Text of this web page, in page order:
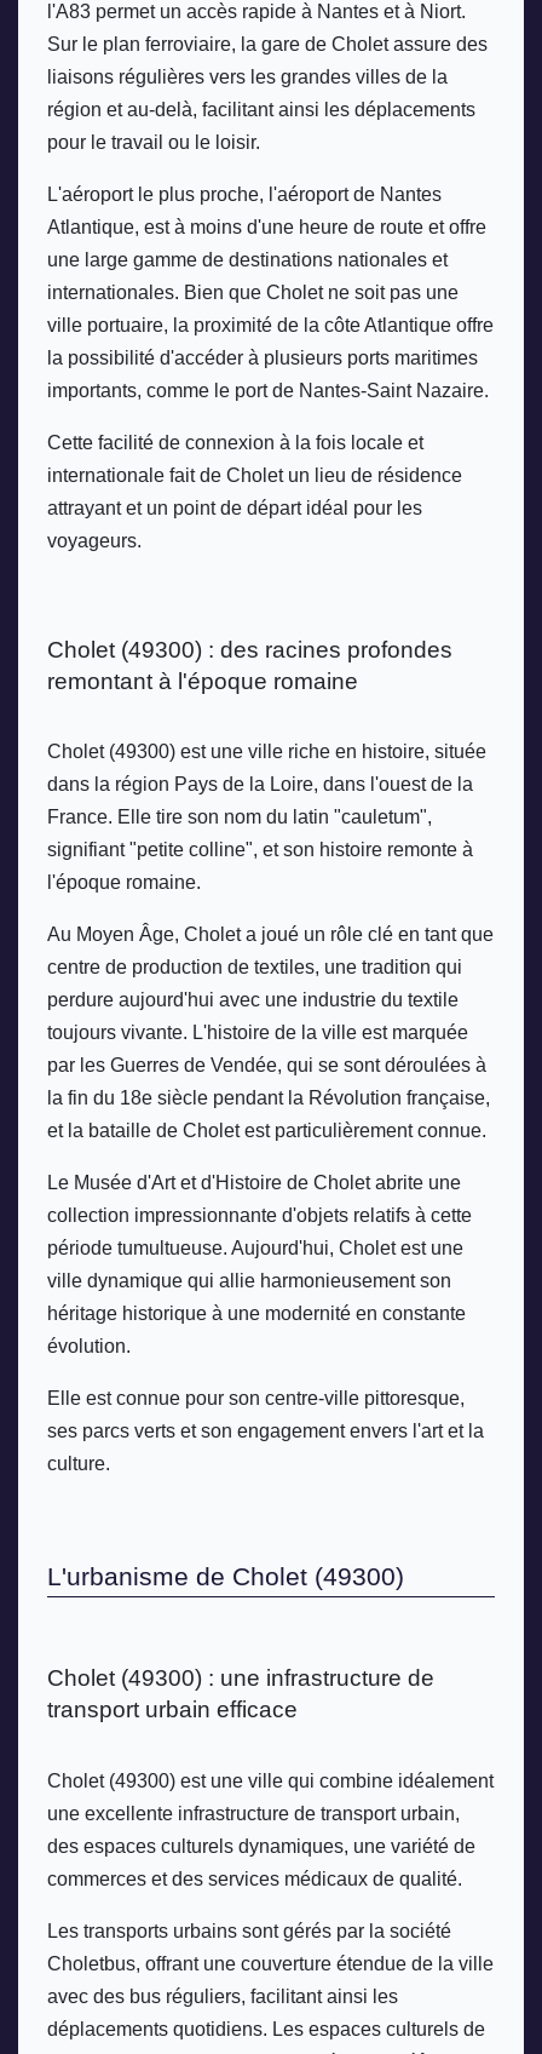
l'A83 permet un accès rapide à Nantes et à Niort.
Sur le plan ferroviaire, la gare de Cholet assure des
liaisons régulières vers les grandes villes de la
région et au-delà, facilitant ainsi les déplacements
pour le travail ou le loisir.
L'aéroport le plus proche, l'aéroport de Nantes
Atlantique, est à moins d'une heure de route et offre
une large gamme de destinations nationales et
internationales. Bien que Cholet ne soit pas une
ville portuaire, la proximité de la côte Atlantique offre
la possibilité d'accéder à plusieurs ports maritimes
importants, comme le port de Nantes-Saint Nazaire.
Cette facilité de connexion à la fois locale et
internationale fait de Cholet un lieu de résidence
attrayant et un point de départ idéal pour les
voyageurs.
Cholet (49300) : des racines profondes
remontant à l'époque romaine
Cholet (49300) est une ville riche en histoire, située
dans la région Pays de la Loire, dans l'ouest de la
France. Elle tire son nom du latin "cauletum",
signifiant "petite colline", et son histoire remonte à
l'époque romaine.
Au Moyen Âge, Cholet a joué un rôle clé en tant que
centre de production de textiles, une tradition qui
perdure aujourd'hui avec une industrie du textile
toujours vivante. L'histoire de la ville est marquée
par les Guerres de Vendée, qui se sont déroulées à
la fin du 18e siècle pendant la Révolution française,
et la bataille de Cholet est particulièrement connue.
Le Musée d'Art et d'Histoire de Cholet abrite une
collection impressionnante d'objets relatifs à cette
période tumultueuse. Aujourd'hui, Cholet est une
ville dynamique qui allie harmonieusement son
héritage historique à une modernité en constante
évolution.
Elle est connue pour son centre-ville pittoresque,
ses parcs verts et son engagement envers l'art et la
culture.
L'urbanisme de Cholet (49300)
Cholet (49300) : une infrastructure de
transport urbain efficace
Cholet (49300) est une ville qui combine idéalement
une excellente infrastructure de transport urbain,
des espaces culturels dynamiques, une variété de
commerces et des services médicaux de qualité.
Les transports urbains sont gérés par la société
Choletbus, offrant une couverture étendue de la ville
avec des bus réguliers, facilitant ainsi les
déplacements quotidiens. Les espaces culturels de